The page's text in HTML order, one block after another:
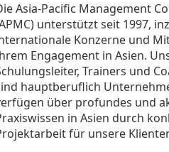
Asia-Pacific Management
unterstützt seit 1997,
Konzerne und
Engagement in Asien.
Trainers und
hauptberuflich
über profundes und
in Asien durch
für unsere